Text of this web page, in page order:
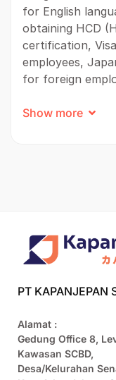
for English
obtaining HCD
certification,
employees,
for foreign
Show more
PT KAPANJEPAN
Alamat :
Gedung Office 8,
Kawasan SCBD,
Desa/Kelurahan